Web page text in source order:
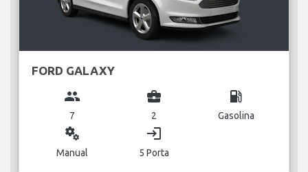
FORD GALAXY
group
7
business_center
2
local_gas_station
Gasolina
miscellaneous_services
Manual
login
5 Porta